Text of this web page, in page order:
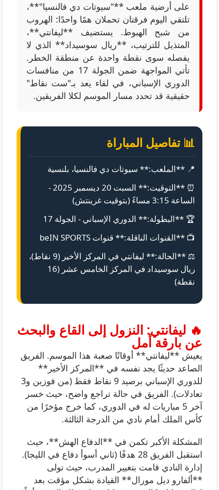
على أرضية ملعب **"سيوتات دي فالنسيا"**،
تلتقي اليوم فرقتان تحملان همًا واحدًا: الهروب
من شبح الهبوط. يستضيف **ليفانتي**،
المتذيل للترتيب، **ريال سوسيداد** الذي لا
يفصله سوى نقطة واحدة عن منطقة الخطر.
تأتي المواجهة ضمن الجولة 17 من منافسات
الدوري الإسباني، في لقاء يعد بـ"ست نقاط"
حقيقية قد تحدد مسار الموسم لكلا الفريقين.
📊 تفاصيل المباراة
📍 **الملعب:** سيوتات دي فالنسيا، بلنسية
⏰ **التوقيت:** السبت 20 ديسمبر 2025 -
الساعة 3:15 مساءً (بتوقيت غرينتش)
🏆 **البطولة:** الدوري الإسباني - الجولة 17
📺 **القنوات الناقلة:** قنوات beIN SPORTS
⚖️ **الحالة:** ليفانتي في المركز الأخير (9 نقاط)،
ريال سوسيداد في المركز الخامس عشر (16
نقطة)
🔥 ليفانتي: النزول إلى القاع والبحث
عن بارقة أمل
يعيش **ليفانتي** أوقاتًا صعبة هذا الموسم. الفريق
الصاعد حديثًا يجد نفسه في **المركز الأخير**
للدوري الإسباني برصيد 9 نقاط فقط (من فوزين و3
تعادلات). الفريق في حالة تراجع واضح، حيث خسر
آخر 5 مباريات له في الدوري، كما خرج مؤخرًا من
كأس الملك أمام نادي من الدرجة الثالثة.
المشكلة الأكبر تكمن في **الدفاع الهش**، حيث
استقبل الفريق 28 هدفًا (ثاني أسوأ دفاع في الليجا).
إدارة النادي قامت بتغيير المدرب، حيث تولى
**ألفارو ديل مورال** القيادة بشكل مؤقت بعد